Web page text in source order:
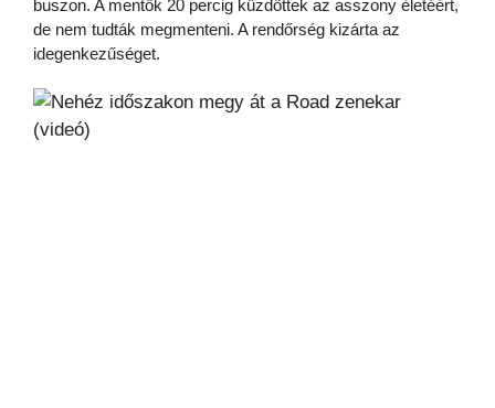
buszon. A mentők 20 percig küzdöttek az asszony életéért,
de nem tudták megmenteni. A rendőrség kizárta az
idegenkezűséget.